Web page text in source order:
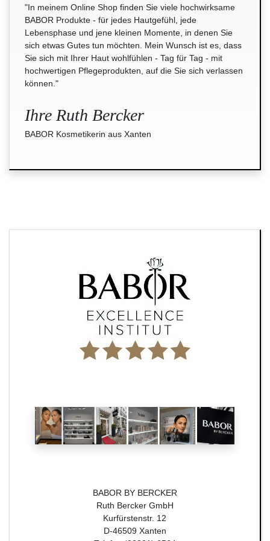
"In meinem Online Shop finden Sie viele hochwirksame
BABOR Produkte - für jedes Hautgefühl, jede
Lebensphase und jene kleinen Momente, in denen Sie
sich etwas Gutes tun möchten. Mein Wunsch ist es, dass
Sie sich mit Ihrer Haut wohlfühlen - Tag für Tag - mit
hochwertigen Pflegeprodukten, auf die Sie sich verlassen
können."
Ihre Ruth Bercker
BABOR Kosmetikerin aus Xanten
BABOR BY BERCKER
Ruth Bercker GmbH
Kurfürstenstr. 12
D-46509 Xanten